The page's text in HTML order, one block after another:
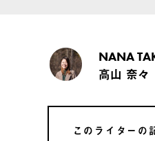
NANA
高山 奈々
このライターの
このライターの